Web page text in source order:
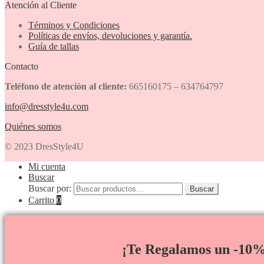
Atención al Cliente
Términos y Condiciones
Políticas de envíos, devoluciones y garantía.
Guía de tallas
Contacto
Teléfono de atención al cliente: 665160175 – 634764797
info@dresstyle4u.com
Quiénes somos
© 2023 DresStyle4U
Mi cuenta
Buscar
Buscar por:
Buscar
Carrito 0
¡Te Regalamos un -